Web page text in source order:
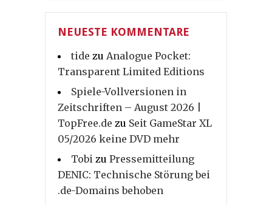
NEUESTE KOMMENTARE
tide zu Analogue Pocket:
Transparent Limited Editions
Spiele-Vollversionen in
Zeitschriften – August 2026 |
TopFree.de zu Seit GameStar XL
05/2026 keine DVD mehr
Tobi zu Pressemitteilung
DENIC: Technische Störung bei
.de-Domains behoben